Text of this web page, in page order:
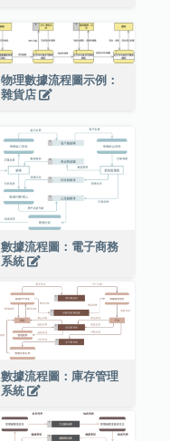
物理數據流程圖示例：
雜貨店
數據流程圖：電子商務
系統
數據流程圖：庫存管理
系統